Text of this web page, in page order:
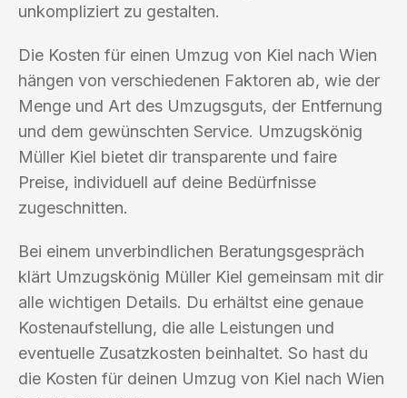
unkompliziert zu gestalten.
Die Kosten für einen Umzug von Kiel nach Wien
hängen von verschiedenen Faktoren ab, wie der
Menge und Art des Umzugsguts, der Entfernung
und dem gewünschten Service. Umzugskönig
Müller Kiel bietet dir transparente und faire
Preise, individuell auf deine Bedürfnisse
zugeschnitten.
Bei einem unverbindlichen Beratungsgespräch
klärt Umzugskönig Müller Kiel gemeinsam mit dir
alle wichtigen Details. Du erhältst eine genaue
Kostenaufstellung, die alle Leistungen und
eventuelle Zusatzkosten beinhaltet. So hast du
die Kosten für deinen Umzug von Kiel nach Wien